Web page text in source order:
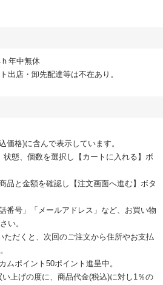
年中無休
出店・卸先配達等は不在あり。
価格)に含んで表示しています。
状態、個数を選択し【カートに入れる】ボ
品と金額を確認し【注文画面へ進む】ボタ
番号」「メールアドレス」など、お買い物
い。
ただくと、次回のご注文から住所やお支払
ムポイント50ポイント進呈中。
上げの度に、商品代金(税込)に対し1％の